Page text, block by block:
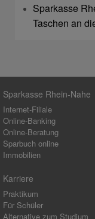
Sparkasse
Taschen an
Sparkasse Rhein-Nahe
Internet-Filiale
Online-Banking
Online-Beratung
Sparbuch online
Immobilien
Karriere
Praktikum
Für Schüler
Alternative zum Studium